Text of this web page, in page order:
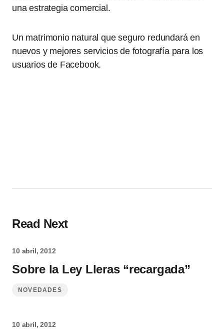
una estrategia comercial.
Un matrimonio natural que seguro redundará en
nuevos y mejores servicios de fotografía para los
usuarios de Facebook.
Read Next
10 abril, 2012
Sobre la Ley Lleras “recargada”
NOVEDADES
10 abril, 2012